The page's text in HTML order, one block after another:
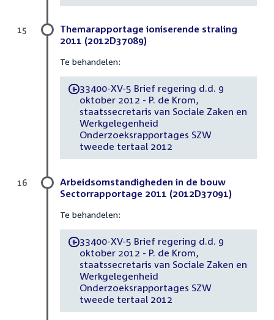
Themarapportage ioniserende straling
2011 (2012D37089)
Te behandelen:
-33400-XV-5 Brief regering d.d. 9
oktober 2012 - P. de Krom,
staatssecretaris van Sociale Zaken en
Werkgelegenheid
Onderzoeksrapportages SZW
tweede tertaal 2012
15
Arbeidsomstandigheden in de bouw
Sectorrapportage 2011 (2012D37091)
Te behandelen:
-33400-XV-5 Brief regering d.d. 9
oktober 2012 - P. de Krom,
staatssecretaris van Sociale Zaken en
Werkgelegenheid
Onderzoeksrapportages SZW
tweede tertaal 2012
16